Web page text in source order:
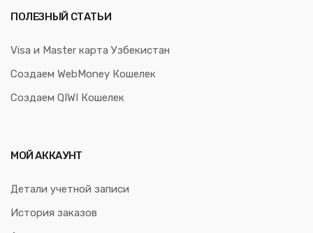
ПОЛЕЗНЫЙ СТАТЬИ
Visa и Master карта Узбекистан
Создаем WebMoney Кошелек
Создаем QIWI Кошелек
МОЙ АККАУНТ
Детали учетной записи
История заказов